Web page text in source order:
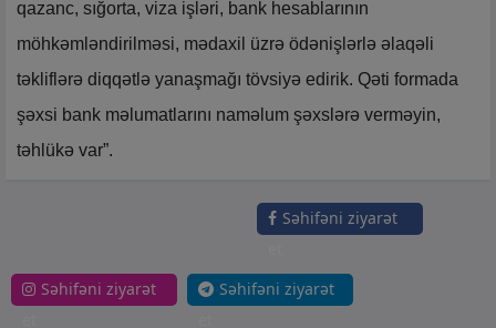
qazanc, sığorta, viza işləri, bank hesablarının
möhkəmləndirilməsi, mədaxil üzrə ödənişlərlə əlaqəli
təkliflərə diqqətlə yanaşmağı tövsiyə edirik. Qəti formada
şəxsi bank məlumatlarını naməlum şəxslərə verməyin,
təhlükə var”.
Səhifəni ziyarət
Səhifəni ziyarət
Səhifəni ziyarət